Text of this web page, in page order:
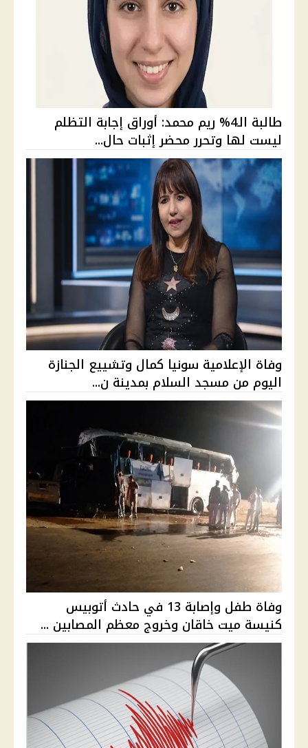
طالبة الـ4% ريم محمد: أوراق إجابة التظلم
ليست لها وتحرر محضر إثبات حال...
وفاة الإعلامية سونيا كمال وتشييع الجنازة
اليوم من مسجد السلام بمدينة ن...
وفاة طفل وإصابة 13 في حادث أتوبيس
كنيسة ميت خاقان وخروج معظم المصابين ...